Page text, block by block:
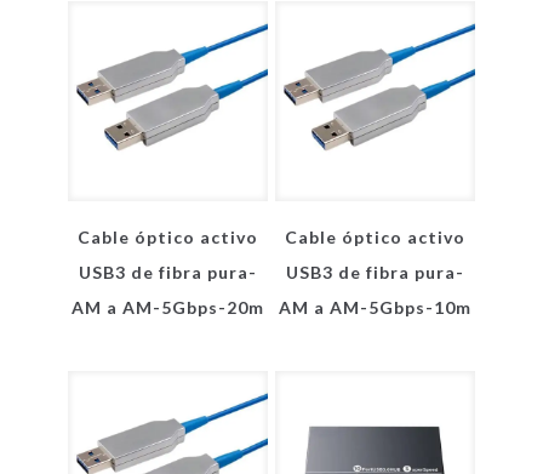
Cable óptico activo
USB3 de fibra pura-
AM a AM-5Gbps-20m
Cable óptico activo
USB3 de fibra pura-
AM a AM-5Gbps-10m